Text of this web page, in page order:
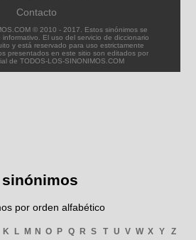
Contacto
© 2010 - 2017. Estos sinónimos se
El uso del servicio de diccionario
y está reservado para uso estrictamente
presentados en este sitio son editados por
de TODOS-LOS-SINONIMOS.COM
por orden alfabético
K L M N O P Q R S T U V W X Y Z